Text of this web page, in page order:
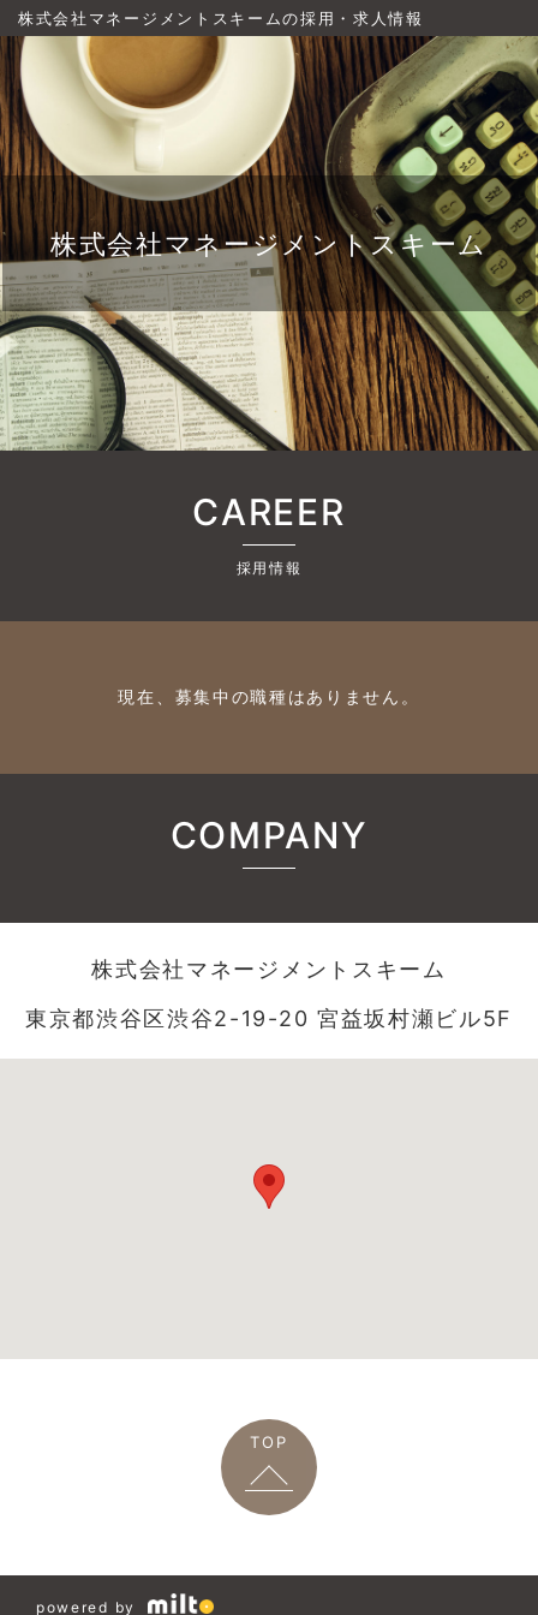
株式会社マネージメントスキームの採用・求人情報
株式会社マネージメントスキーム
CAREER
採用情報
現在、募集中の職種はありません。
COMPANY
株式会社マネージメントスキーム
東京都渋谷区渋谷2-19-20 宮益坂村瀬ビル5F
TOP
powered by